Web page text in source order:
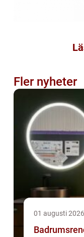
Fler nyheter
01 augusti 2026